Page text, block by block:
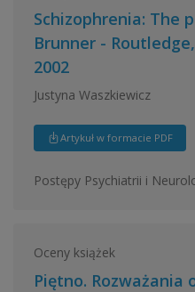
Schizophrenia: The
Brunner -
2002
Justyna Waszkiewicz
Artykuł w formacie PDF
Postępy Psychiatrii i
Oceny książek
Piętno. Rozważania